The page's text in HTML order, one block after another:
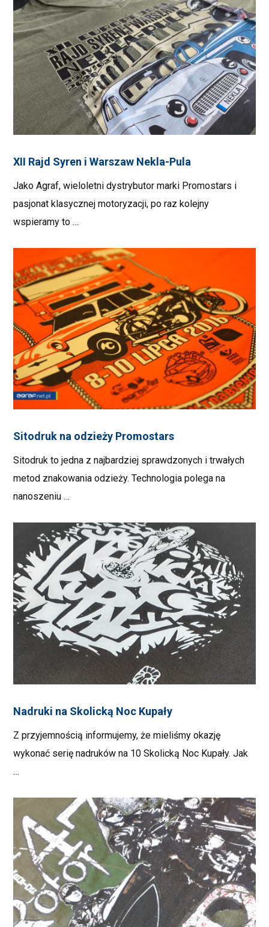
XII Rajd Syren i Warszaw Nekla-Pula
Jako Agraf, wieloletni dystrybutor marki Promostars i
pasjonat klasycznej motoryzacji, po raz kolejny
wspieramy to …
Sitodruk na odzieży Promostars
Sitodruk to jedna z najbardziej sprawdzonych i trwałych
metod znakowania odzieży. Technologia polega na
nanoszeniu …
Nadruki na Skolicką Noc Kupały
Z przyjemnością informujemy, że mieliśmy okazję
wykonać serię nadruków na 10 Skolicką Noc Kupały. Jak
…